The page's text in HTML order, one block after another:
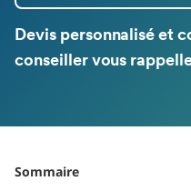
Devis personnalisé et
conseiller vous
Sommaire